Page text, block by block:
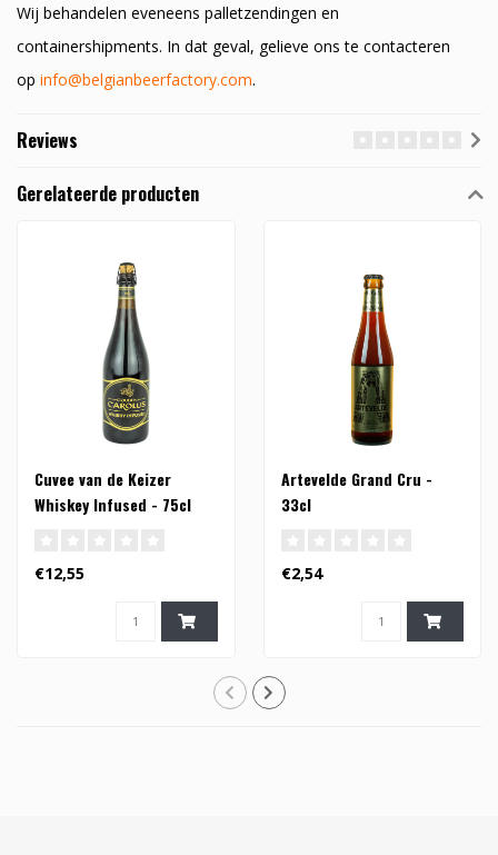
Wij behandelen eveneens palletzendingen en
containershipments. In dat geval, gelieve ons te contacteren
op info@belgianbeerfactory.com.
Reviews
Gerelateerde producten
Cuvee van de Keizer
Whiskey Infused - 75cl
€12,55
Artevelde Grand Cru -
33cl
€2,54